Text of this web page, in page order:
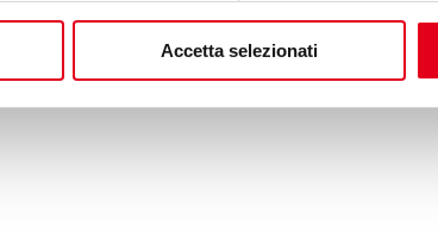
Accetta selezionati